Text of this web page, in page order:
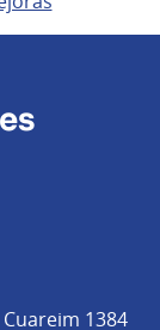
Cuareim 1384